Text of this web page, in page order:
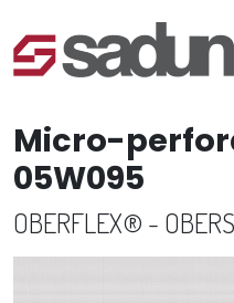
Micro-
05W095
OBERFLEX® -